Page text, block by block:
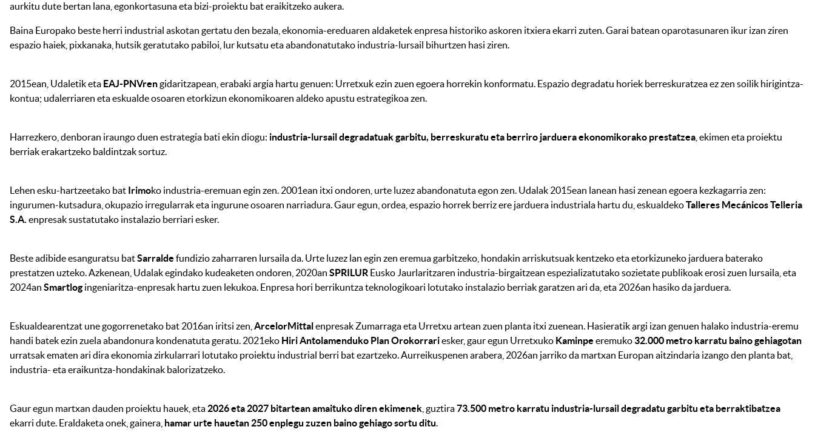
aurkitu dute bertan lana, egonkortasuna eta bizi-proiektu bat eraikitzeko aukera.
Baina Europako beste herri industrial askotan gertatu den bezala, ekonomia-ereduaren aldaketek enpresa historiko askoren itxiera ekarri zuten. Garai batean oparotasunaren ikur izan ziren
espazio haiek, pixkanaka, hutsik geratutako pabiloi, lur kutsatu eta abandonatutako industria-lursail bihurtzen hasi ziren.
2015ean, Udaletik eta EAJ-PNVrengidaritzapean, erabaki argia hartu genuen: Urretxuk ezin zuen egoera horrekin konformatu. Espazio degradatu horiek berreskuratzea ez zen soilik hirigintza-
kontua; udalerriaren eta eskualde osoaren etorkizun ekonomikoaren aldeko apustu estrategikoa zen.
Harrezkero, denboran iraungo duen estrategia bati ekin diogu: industria-lursail degradatuak garbitu, berreskuratu eta berriro jarduera ekonomikorako prestatzea , ekimen eta proiektu
berriak erakartzeko baldintzak sortuz.
Lehen esku-hartzeetako bat Irimoko industria-eremuan egin zen. 2001ean itxi ondoren, urte luzez abandonatuta egon zen. Udalak 2015ean lanean hasi zenean egoera kezkagarria zen:
ingurumen-kutsadura, okupazio irregularrak eta ingurune osoaren narriadura. Gaur egun, ordea, espazio horrek berriz ere jarduera industriala hartu du, eskualdekoTalleres Mecánicos Telleria
S.A. enpresak sustatutako instalazio berriari esker.
Beste adibide esanguratsu batSarralde fundizio zaharraren lursaila da. Urte luzez lan egin zen eremua garbitzeko, hondakin arriskutsuak kentzeko eta etorkizuneko jarduera baterako
prestatzen uzteko. Azkenean, Udalak egindako kudeaketen ondoren, 2020anSPRILUR Eusko Jaurlaritzaren industria-birgaitzean espezializatutako sozietate publikoak erosi zuen lursaila, eta
2024anSmartlogingeniaritza-enpresak hartu zuen lekukoa. Enpresa hori berrikuntza teknologikoari lotutako instalazio berriak garatzen ari da, eta 2026an hasiko da jarduera.
Eskualdearentzat une gogorrenetako bat 2016an iritsi zen,ArcelorMittalenpresak Zumarraga eta Urretxu artean zuen planta itxi zuenean. Hasieratik argi izan genuen halako industria-eremu
handi batek ezin zuela abandonura kondenatuta geratu. 2021eko Hiri Antolamenduko Plan Orokorrariesker, gaur egun Urretxuko Kaminpe eremuko 32.000 metro karratu baino gehiagotan
urratsak ematen ari dira ekonomia zirkularrari lotutako proiektu industrial berri bat ezartzeko. Aurreikuspenen arabera, 2026an jarriko da martxan Europan aitzindaria izango den planta bat,
industria- eta eraikuntza-hondakinak balorizatzeko.
Gaur egun martxan dauden proiektu hauek, eta 2026 eta 2027 bitartean amaituko diren ekimenek , guztira73.500 metro karratu industria-lursail degradatu garbitu eta berraktibatzea
ekarri dute. Eraldaketa onek, gainera, hamar urte hauetan 250 enplegu zuzen baino gehiago sortu ditu.